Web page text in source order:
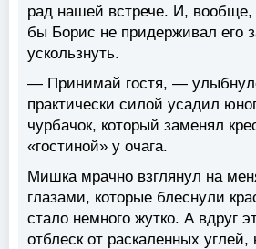
рад нашей встрече. И,
бы Борис не придерживал его
ускользнуть.
— Принимай гостя, —
практически силой усадил
чурбачок, который заменял
«гостиной» у очага.
Мишка мрачно взглянул на
глазами, которые блеснули
стало немного жутко. А вдруг
отблеск от раскаленных